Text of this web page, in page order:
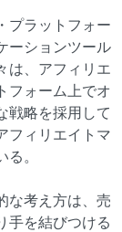
プラットフォー
ーションツール
は、アフィリエ
フォーム上でオ
戦略を採用して
フィリエイトマ
。
な考え方は、売
手を結びつける